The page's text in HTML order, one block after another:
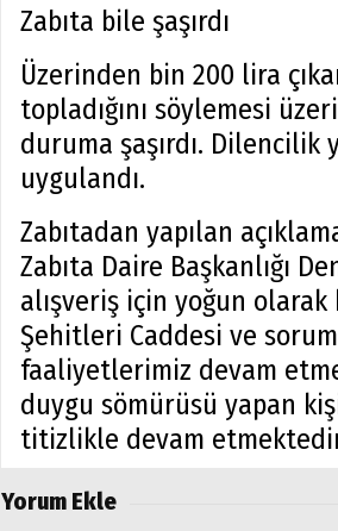
Zabıta bile şaşırdı
Üzerinden bin 200 lira
topladığını söylemesi
duruma şaşırdı. Dilencilik
uygulandı.
Zabıtadan yapılan
Zabıta Daire Başkanlığı
alışveriş için yoğun olarak
Şehitleri Caddesi ve
faaliyetlerimiz devam
duygu sömürüsü yapan
titizlikle devam
Yorum Ekle